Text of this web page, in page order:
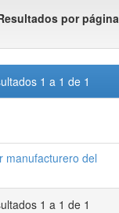
por página
1 a 1 de 1
manufacturero del
1 a 1 de 1